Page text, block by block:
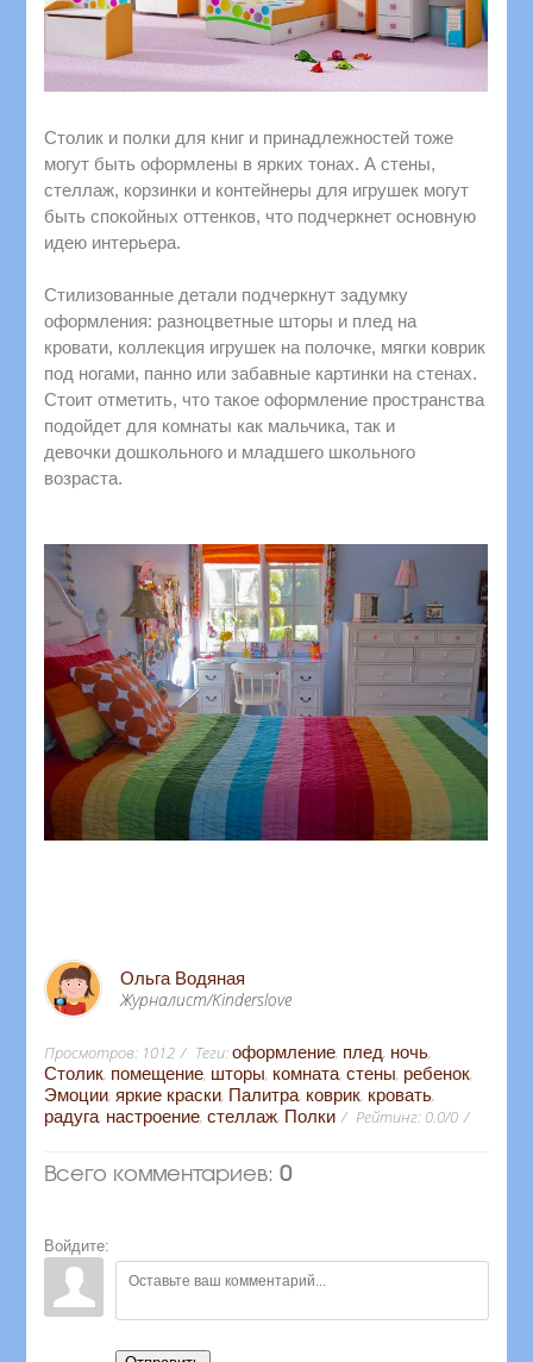
Столик и полки для книг и принадлежностей тоже
могут быть оформлены в ярких тонах. А стены,
стеллаж, корзинки и контейнеры для игрушек могут
быть спокойных оттенков, что подчеркнет основную
идею интерьера.
Стилизованные детали подчеркнут задумку
оформления: разноцветные шторы и плед на
кровати, коллекция игрушек на полочке, мягки коврик
под ногами, панно или забавные картинки на стенах.
Стоит отметить, что такое оформление пространства
подойдет для комнаты как мальчика, так и
девочки дошкольного и младшего школьного
возраста.
Ольга Водяная
Журналист/Kinderslove
Просмотров: 1012 Теги: оформление, плед, ночь,
Столик, помещение, шторы, комната,стены, ребенок,
Эмоции,яркие краски, Палитра, коврик, кровать,
радуга, настроение,стеллаж, Полки Рейтинг: 0.0/0
Всего комментариев:0
Войдите: